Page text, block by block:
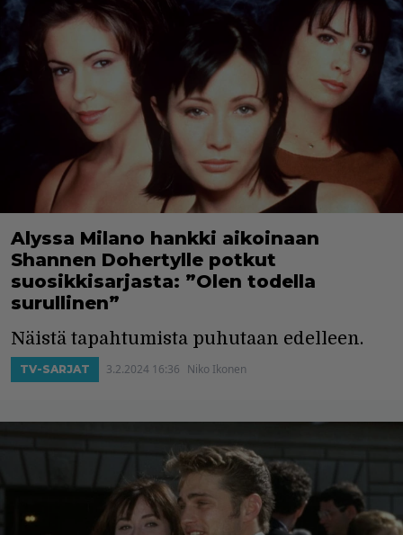
Alyssa Milano hankki aikoinaan
Shannen Dohertylle potkut
suosikkisarjasta: ”Olen todella
surullinen”
Näistä tapahtumista puhutaan edelleen.
TV-SARJAT 3.2.2024 16:36 Niko Ikonen